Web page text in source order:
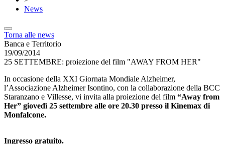
News
Torna alle news
Banca e Territorio
19/09/2014
25 SETTEMBRE: proiezione del film "AWAY FROM HER"
In occasione della XXI Giornata Mondiale Alzheimer,
l’Associazione Alzheimer Isontino, con la collaborazione della BCC
Staranzano e Villesse, vi invita alla proiezione del film “Away from
Her” giovedì 25 settembre alle ore 20.30 presso il Kinemax di
Monfalcone.
Ingresso gratuito.